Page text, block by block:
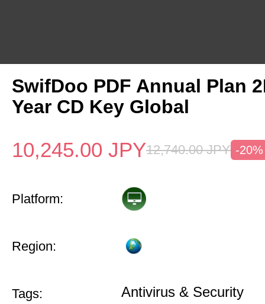
SwifDoo PDF Annual Plan
Year CD Key Global
10,245.00 JPY12,740.00 JPY -20%
Platform:
Region:
Tags: Antivirus & Security